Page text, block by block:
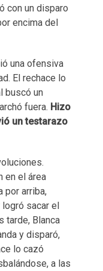
con un disparo
encima del
una ofensiva
El rechace lo
buscó un
fuera. Hizo
un testarazo
en el área
por arriba,
logró sacar el
tarde, Blanca
y disparó,
lo cazó
a las